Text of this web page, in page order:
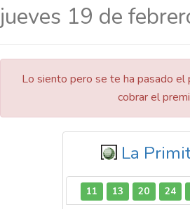
jueves 19 de
Lo siento pero se te ha pasado el
cobrar el
La
11 13 20 24